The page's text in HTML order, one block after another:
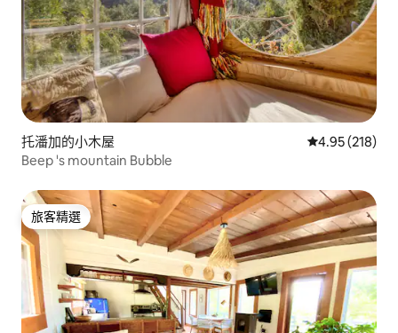
托潘加的小木屋 從 218 則評價
4.95 (218)
Beep 's mountain Bubble
旅客精選
旅客精選